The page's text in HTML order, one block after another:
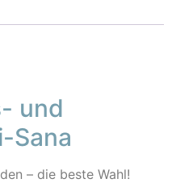
und
Sana
– die beste Wahl!